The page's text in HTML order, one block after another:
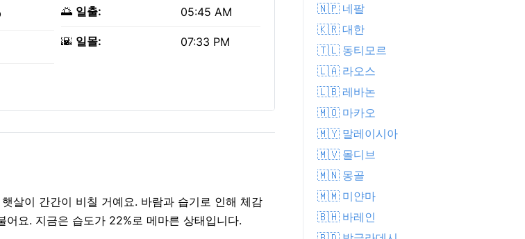
🌅 일출: 05:45 AM
🌇 일몰: 07:33 PM
살이 간간이 비칠 거예요. 바람과 습기로 인해 체감
요. 지금은 습도가 22%로 메마른 상태입니다.
🇳🇵 네팔
🇰🇷 대한
🇹🇱 동티모르
🇱🇦 라오스
🇱🇧 레바논
🇲🇴 마카오
🇲🇾 말레이시아
🇲🇻 몰디브
🇲🇳 몽골
🇲🇲 미얀마
🇧🇭 바레인